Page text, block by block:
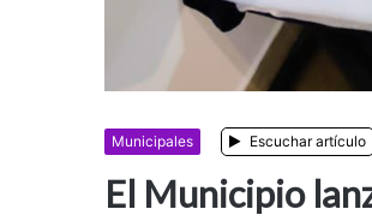
Municipales Escuchar artículo
El Municipio